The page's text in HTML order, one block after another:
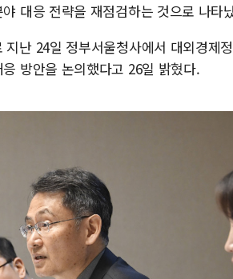
대응 전략을 재점검하는 것으로 나타
난 24일 정부서울청사에서 대외경제
방안을 논의했다고 26일 밝혔다.